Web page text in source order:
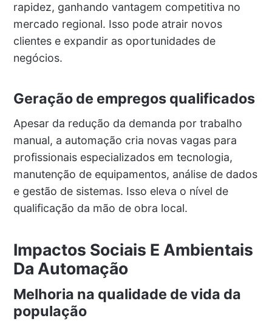
rapidez, ganhando vantagem competitiva no
mercado regional. Isso pode atrair novos
clientes e expandir as oportunidades de
negócios.
Geração de empregos qualificados
Apesar da redução da demanda por trabalho
manual, a automação cria novas vagas para
profissionais especializados em tecnologia,
manutenção de equipamentos, análise de dados
e gestão de sistemas. Isso eleva o nível de
qualificação da mão de obra local.
Impactos Sociais E Ambientais
Da Automação
Melhoria na qualidade de vida da
população